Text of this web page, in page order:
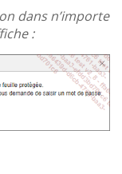
dans n’importe
: